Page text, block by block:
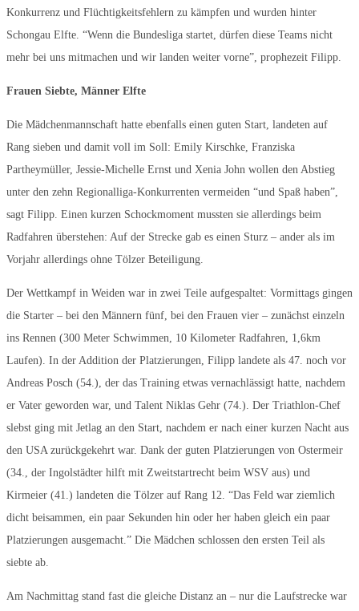
Konkurrenz und Flüchtigkeitsfehlern zu kämpfen und wurden hinter
Schongau Elfte. “Wenn die Bundesliga startet, dürfen diese Teams nicht
mehr bei uns mitmachen und wir landen weiter vorne”, prophezeit Filipp.
Frauen Siebte, Männer Elfte
Die Mädchenmannschaft hatte ebenfalls einen guten Start, landeten auf
Rang sieben und damit voll im Soll: Emily Kirschke, Franziska
Partheymüller, Jessie-Michelle Ernst und Xenia John wollen den Abstieg
unter den zehn Regionalliga-Konkurrenten vermeiden “und Spaß haben”,
sagt Filipp. Einen kurzen Schockmoment mussten sie allerdings beim
Radfahren überstehen: Auf der Strecke gab es einen Sturz – ander als im
Vorjahr allerdings ohne Tölzer Beteiligung.
Der Wettkampf in Weiden war in zwei Teile aufgespaltet: Vormittags gingen
die Starter – bei den Männern fünf, bei den Frauen vier – zunächst einzeln
ins Rennen (300 Meter Schwimmen, 10 Kilometer Radfahren, 1,6km
Laufen). In der Addition der Platzierungen, Filipp landete als 47. noch vor
Andreas Posch (54.), der das Training etwas vernachlässigt hatte, nachdem
er Vater geworden war, und Talent Niklas Gehr (74.). Der Triathlon-Chef
slebst ging mit Jetlag an den Start, nachdem er nach einer kurzen Nacht aus
den USA zurückgekehrt war. Dank der guten Platzierungen von Ostermeir
(34., der Ingolstädter hilft mit Zweitstartrecht beim WSV aus) und
Kirmeier (41.) landeten die Tölzer auf Rang 12. “Das Feld war ziemlich
dicht beisammen, ein paar Sekunden hin oder her haben gleich ein paar
Platzierungen ausgemacht.” Die Mädchen schlossen den ersten Teil als
siebte ab.
Am Nachmittag stand fast die gleiche Distanz an – nur die Laufstrecke war